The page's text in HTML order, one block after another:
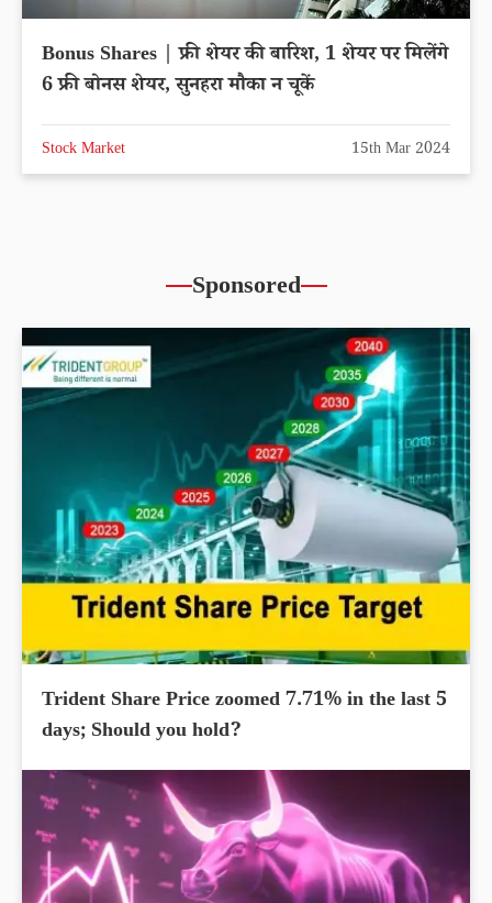
Bonus Shares | फ्री शेयर की बारिश, 1 शेयर पर मिलेंगे
6 फ्री बोनस शेयर, सुनहरा मौका न चूकें
Stock Market 15th Mar 2024
Sponsored
Trident Share Price zoomed 7.71% in the last 5
days; Should you hold?